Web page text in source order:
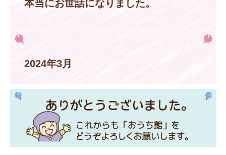
本当にお世話になりました。
2024年3月